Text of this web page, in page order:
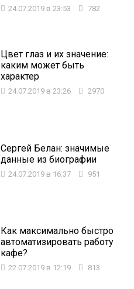
24.07.2019 в 23:53 782
Цвет глаз и их значение:
каким может быть
характер
24.07.2019 в 23:26 2970
Сергей Белан: значимые
данные из биографии
24.07.2019 в 16:37 951
Как максимально быстро
автоматизировать работу
кафе?
22.07.2019 в 12:19 813